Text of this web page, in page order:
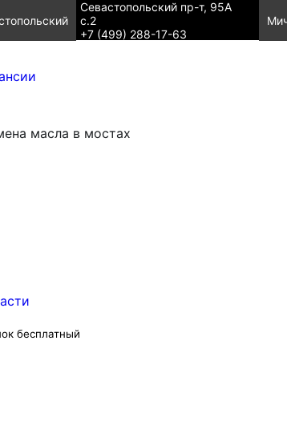
Севастопольский пр-т, 95А
с.2
+7 (499) 288-17-63
бесплатный
масла в мостах